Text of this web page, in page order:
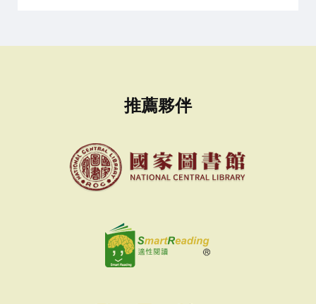
推薦夥伴